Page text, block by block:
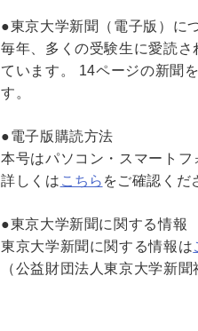
●東京大学新聞（電子版）に
毎年、多くの受験生に愛読
ています。 14ページの新聞
す。
●電子版購読方法
本号はパソコン・スマート
詳しくは こちら をご確認くだ
●東京大学新聞に関する情報
東京大学新聞に関する情報は
（公益財団法人東京大学新聞